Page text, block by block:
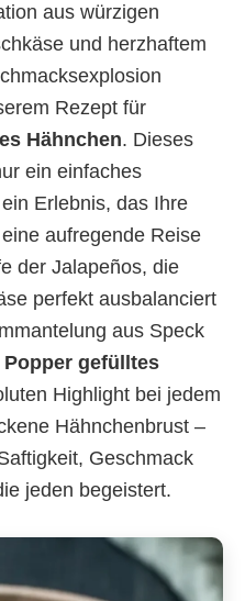
aus würzigen
und herzhaftem
Rezept für
Hähnchen. Dieses
ein einfaches
Erlebnis, das Ihre
aufregende Reise
der Jalapeños, die
perfekt ausbalanciert
aus Speck
gefülltes
Highlight bei jedem
Hähnchenbrust –
Geschmack
jeden begeistert.